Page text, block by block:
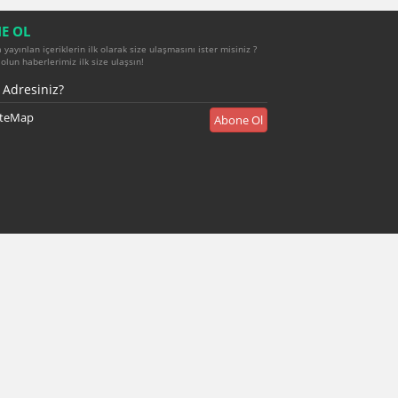
OL
yayınlan içeriklerin ilk olarak size ulaşmasını ister misiniz ?
haberlerimiz ilk size ulaşsın!
Abone Ol